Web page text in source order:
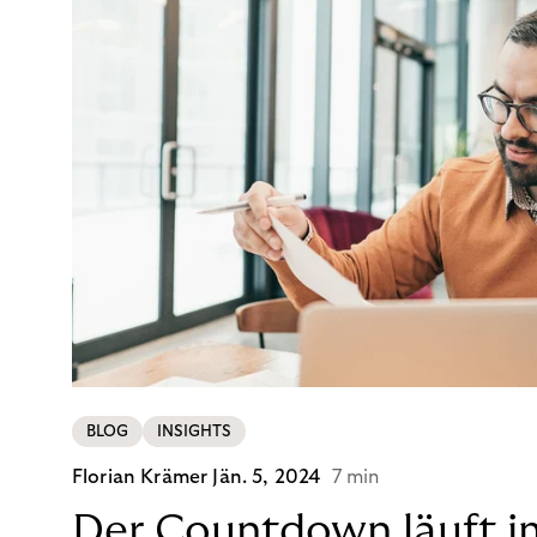
BLOG INSIGHTS
Florian Krämer Jän. 5, 2024 7 min